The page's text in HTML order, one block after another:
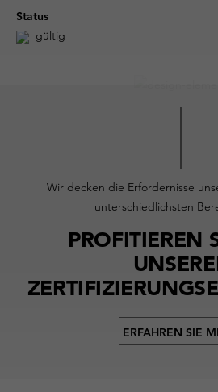
Status
gültig
Wir decken die Erfordernisse
unterschiedlichsten
PROFITIEREN
ERFAHREN SIE